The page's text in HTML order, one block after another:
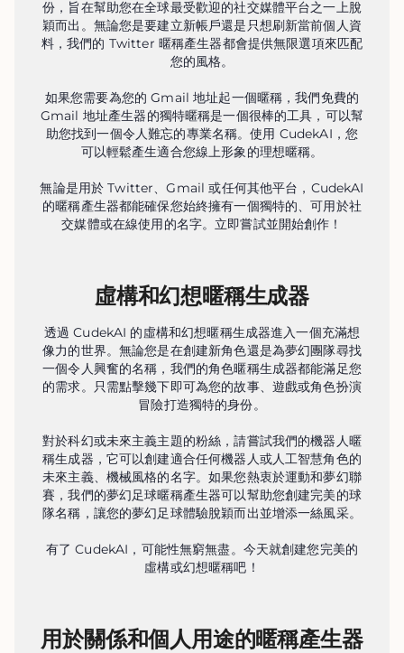
份，旨在幫助您在全球最受歡迎的社交媒體平台之一上脫
穎而出。無論您是要建立新帳戶還是只想刷新當前個人資
料，我們的 Twitter 暱稱產生器都會提供無限選項來匹配
您的風格。
如果您需要為您的 Gmail 地址起一個暱稱，我們免費的
Gmail 地址產生器的獨特暱稱是一個很棒的工具，可以幫
助您找到一個令人難忘的專業名稱。使用 CudekAI，您
可以輕鬆產生適合您線上形象的理想暱稱。
無論是用於 Twitter、Gmail 或任何其他平台，CudekAI
的暱稱產生器都能確保您始終擁有一個獨特的、可用於社
交媒體或在線使用的名字。立即嘗試並開始創作！
虛構和幻想暱稱生成器
透過 CudekAI 的虛構和幻想暱稱生成器進入一個充滿想
像力的世界。無論您是在創建新角色還是為夢幻團隊尋找
一個令人興奮的名稱，我們的角色暱稱生成器都能滿足您
的需求。只需點擊幾下即可為您的故事、遊戲或角色扮演
冒險打造獨特的身份。
對於科幻或未來主義主題的粉絲，請嘗試我們的機器人暱
稱生成器，它可以創建適合任何機器人或人工智慧角色的
未來主義、機械風格的名字。如果您熱衷於運動和夢幻聯
賽，我們的夢幻足球暱稱產生器可以幫助您創建完美的球
隊名稱，讓您的夢幻足球體驗脫穎而出並增添一絲風采。
有了 CudekAI，可能性無窮無盡。今天就創建您完美的
虛構或幻想暱稱吧！
用於關係和個人用途的暱稱產生器